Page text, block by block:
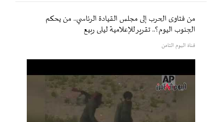
من فتاوى الحرب إلى مجلس القيادة الرئاسي.. من يحكم
الجنوب اليوم؟.. تقرير للإعلامية ليلى ربيع
قناة اليوم الثامن